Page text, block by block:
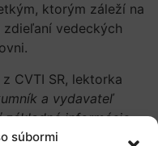
súbormi
ktorým záleží na
vedeckých
CVTI SR, lektorka
a vydavateľ
základné informácie
stále identifikátory